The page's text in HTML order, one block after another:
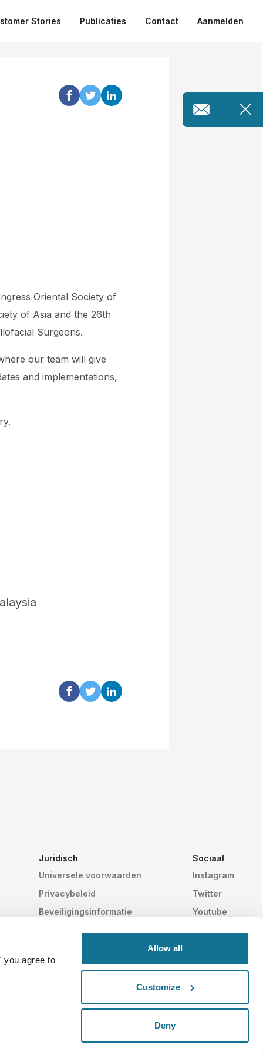
you agree to
Allow all
Customize
Deny
Stories Publicaties Contact Aanmelden
Oriental Society of
of Asia and the 26th
Surgeons.
our team will give
and implementations,
Juridisch
Universele voorwaarden
Privacybeleid
Beveiligingsinformatie
Sociaal
Instagram
Twitter
Youtube
Statistisch bewezen ZWITSERSE MAKELIJ